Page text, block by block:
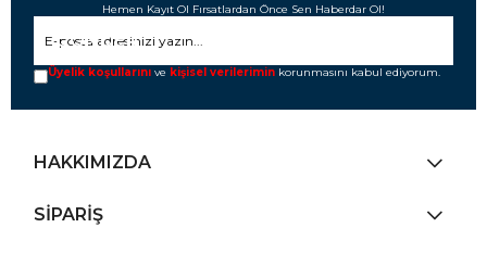
Hemen Kayıt Ol Fırsatlardan Önce Sen Haberdar Ol!
GÖNDER
Üyelik koşullarını ve kişisel verilerimin korunmasını kabul ediyorum.
HAKKIMIZDA
SİPARİŞ